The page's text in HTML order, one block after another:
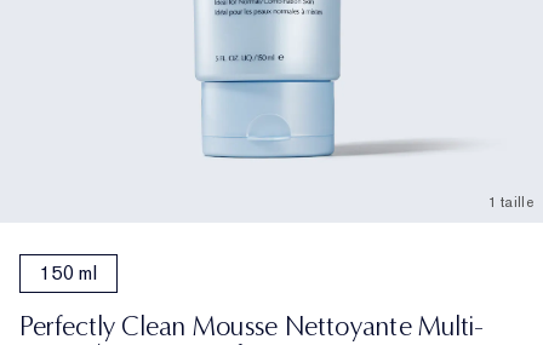
1 taille
150 ml
Perfectly Clean Mousse Nettoyante Multi-